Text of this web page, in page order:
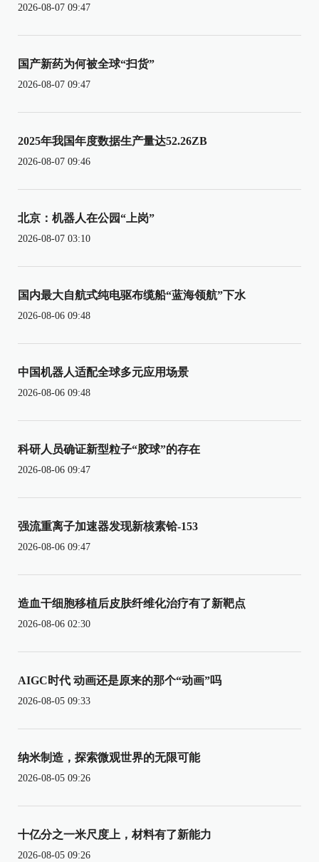
2026-08-07 09:47
国产新药为何被全球“扫货”
2026-08-07 09:47
2025年我国年度数据生产量达52.26ZB
2026-08-07 09:46
北京：机器人在公园“上岗”
2026-08-07 03:10
国内最大自航式纯电驱布缆船“蓝海领航”下水
2026-08-06 09:48
中国机器人适配全球多元应用场景
2026-08-06 09:48
科研人员确证新型粒子“胶球”的存在
2026-08-06 09:47
强流重离子加速器发现新核素铪-153
2026-08-06 09:47
造血干细胞移植后皮肤纤维化治疗有了新靶点
2026-08-06 02:30
AIGC时代 动画还是原来的那个“动画”吗
2026-08-05 09:33
纳米制造，探索微观世界的无限可能
2026-08-05 09:26
十亿分之一米尺度上，材料有了新能力
2026-08-05 09:26